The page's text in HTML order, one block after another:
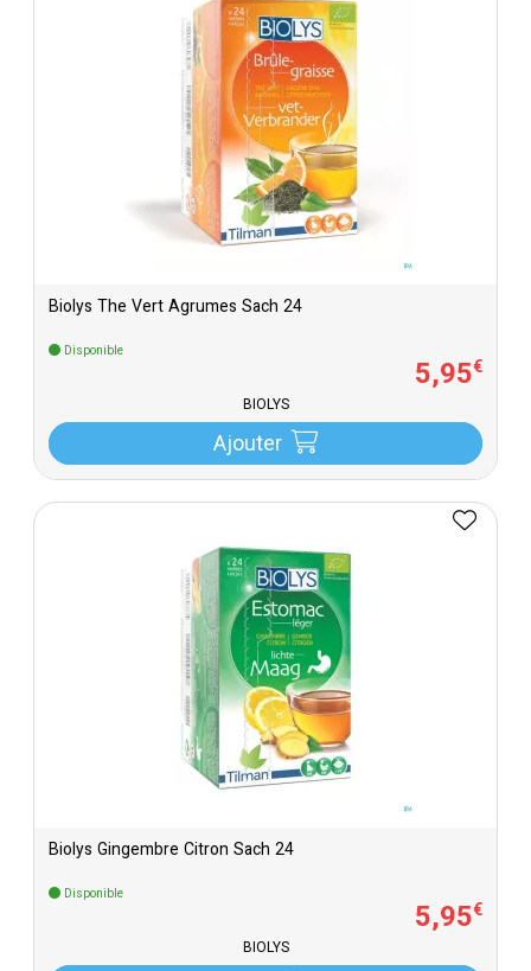
Biolys The Vert Agrumes Sach 24
Disponible
5,95€
BIOLYS
Ajouter
Biolys Gingembre Citron Sach 24
Disponible
5,95€
BIOLYS